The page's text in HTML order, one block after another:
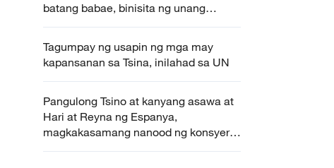
batang babae, binisita ng unang
ginang ng Tsina
Tagumpay ng usapin ng mga may
kapansanan sa Tsina, inilahad sa UN
Pangulong Tsino at kanyang asawa at
Hari at Reyna ng Espanya,
magkakasamang nanood ng konsyerto
sa Beijing